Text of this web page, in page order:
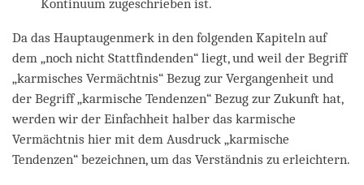
Kontinuum zugeschrieben ist.
Da das Hauptaugenmerk in den folgenden Kapiteln auf
dem „noch nicht Stattfindenden“ liegt, und weil der Begriff
„karmisches Vermächtnis“ Bezug zur Vergangenheit und
der Begriff „karmische Tendenzen“ Bezug zur Zukunft hat,
werden wir der Einfachheit halber das karmische
Vermächtnis hier mit dem Ausdruck „karmische
Tendenzen“ bezeichnen, um das Verständnis zu erleichtern.